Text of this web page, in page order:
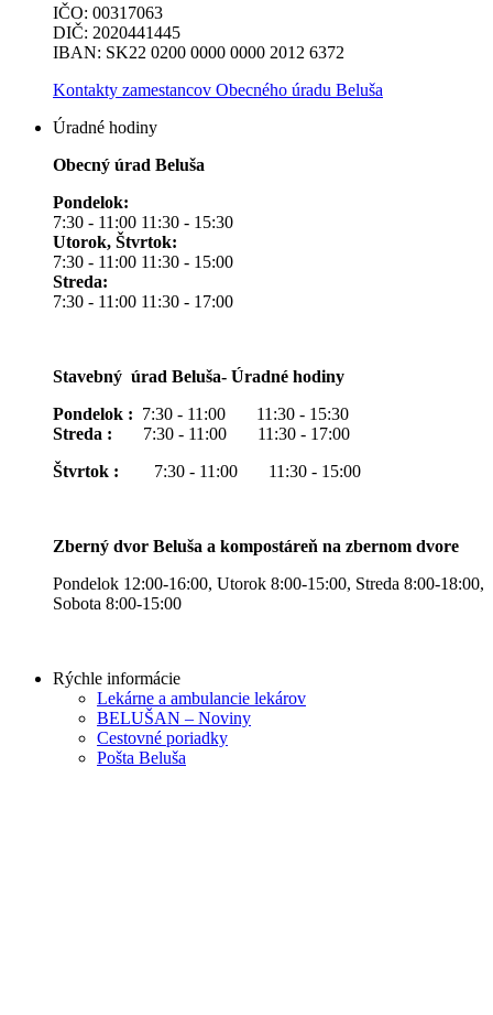
IČO: 00317063
DIČ: 2020441445
IBAN: SK22 0200 0000 0000 2012 6372
Kontakty zamestancov Obecného úradu Beluša
Úradné hodiny
Obecný úrad Beluša
Pondelok:
7:30 - 11:00 11:30 - 15:30
Utorok, Štvrtok:
7:30 - 11:00 11:30 - 15:00
Streda:
7:30 - 11:00 11:30 - 17:00
Stavebný úrad Beluša- Úradné hodiny
Pondelok : 7:30 - 11:00 11:30 - 15:30
Streda : 7:30 - 11:00 11:30 - 17:00
Štvrtok : 7:30 - 11:00 11:30 - 15:00
Zberný dvor Beluša a kompostáreň na zbernom dvore
Pondelok 12:00-16:00, Utorok 8:00-15:00, Streda 8:00-18:00,
Sobota 8:00-15:00
Rýchle informácie
Lekárne a ambulancie lekárov
BELUŠAN – Noviny
Cestovné poriadky
Pošta Beluša